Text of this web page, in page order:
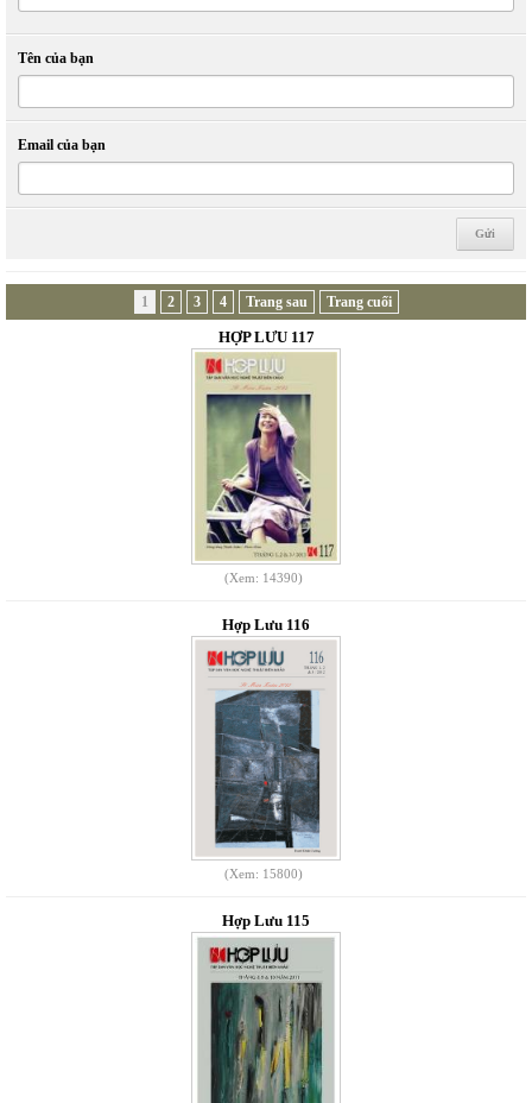
Tên của bạn
Email của bạn
1 2 3 4 Trang sau Trang cuối
HỢP LƯU 117
(Xem: 14390)
Hợp Lưu 116
(Xem: 15800)
Hợp Lưu 115